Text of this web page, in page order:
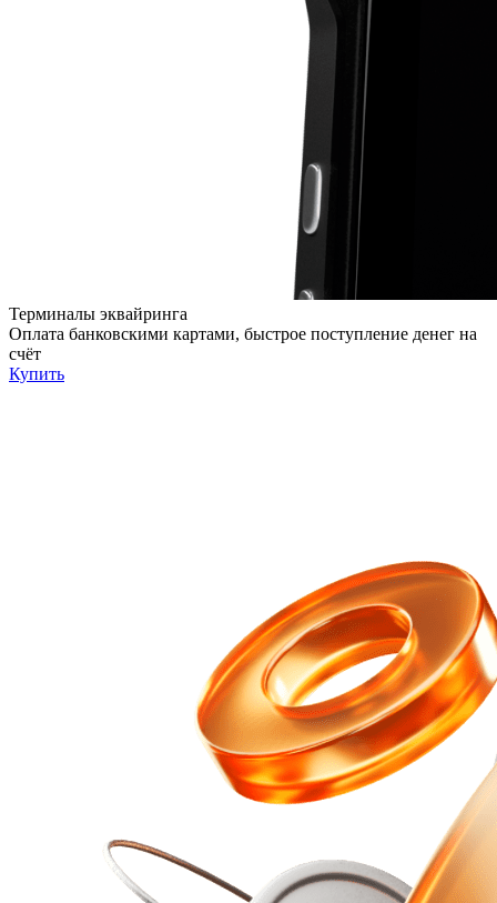
Терминалы эквайринга
Оплата банковскими картами, быстрое поступление денег на
счёт
Купить